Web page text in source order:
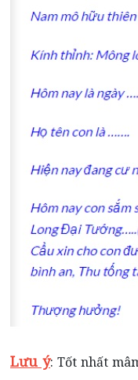
Lưu ý: Tốt nhất